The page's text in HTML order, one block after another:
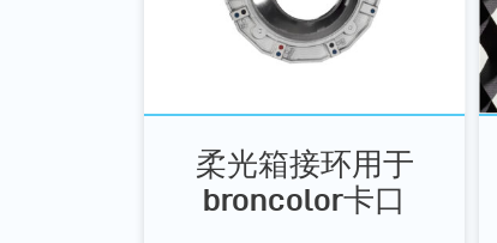
柔光箱接环用于
broncolor卡口